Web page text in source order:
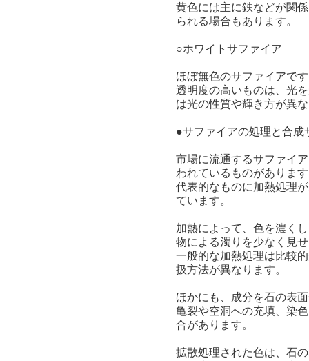
黄色には主に鉄などが関
られる場合もあります。
○ホワイトサファイア
ほぼ無色のサファイアで
透明度の高いものは、光
は光の性質や輝き方が異
●サファイアの処理と合成
市場に流通するサファイ
われているものがありま
代表的なものに加熱処理
ています。
加熱によって、色を濃く
物による濁りを少なく見
一般的な加熱処理は比較
扱方法が異なります。
ほかにも、成分を石の表
亀裂や空洞への充填、染
合があります。
拡散処理された色は、石